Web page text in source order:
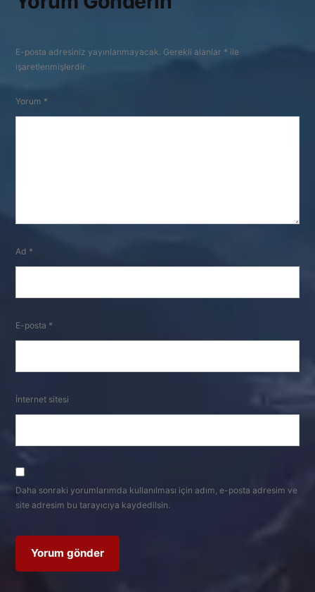
E-posta adresiniz yayınlanmayacak. Gerekli alanlar * ile
işaretlenmişlerdir
Yorum *
Ad *
E-posta *
İnternet sitesi
Daha sonraki yorumlarımda kullanılması için adım, e-posta adresim ve
site adresim bu tarayıcıya kaydedilsin.